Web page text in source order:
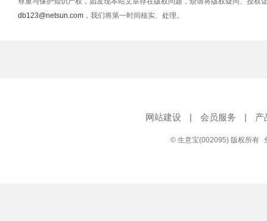
db123@netsun.com ，我们将第一时间核实、处理。
网站建设 | 会员服务 | 产
© 生意宝(002095) 版权所有